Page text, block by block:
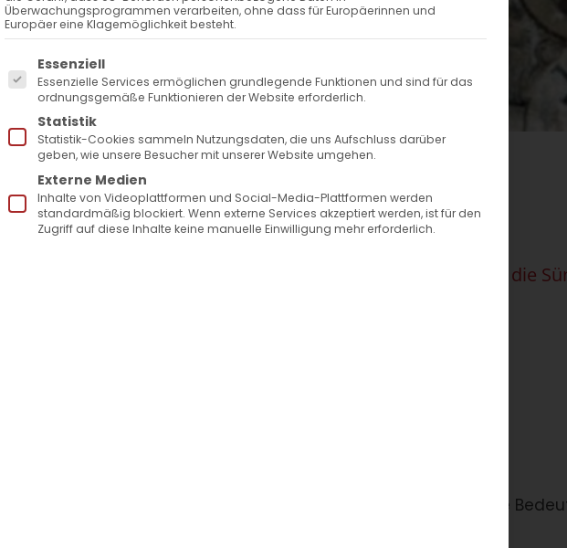
Das Heilige Mysterium der Beichte
Sünden bekennen, ist er treu und gerecht; er vergibt uns die
für die begangenen
werden dem Sünder
eben verständlich, welch große
Überwachungsprogrammen verarbeiten, ohne dass für Europäerinnen und
Europäer eine Klagemöglichkeit besteht.
Es folgt eine Liste der Service-Gruppen, für die eine Einwilligung
Essenziell
Essenzielle Services ermöglichen grundlegende Funktionen und sind für das
ordnungsgemäße Funktionieren der Website erforderlich.
Statistik
Statistik-Cookies sammeln Nutzungsdaten, die uns Aufschluss darüber
geben, wie unsere Besucher mit unserer Website umgehen.
Externe Medien
Inhalte von Videoplattformen und Social-Media-Plattformen werden
standardmäßig blockiert. Wenn externe Services akzeptiert werden, ist für den
Zugriff auf diese Inhalte keine manuelle Einwilligung mehr erforderlich.